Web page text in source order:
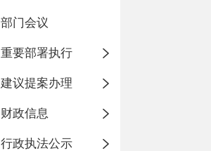
部门会议
重要部署执行
建议提案办理
财政信息
行政执法公示